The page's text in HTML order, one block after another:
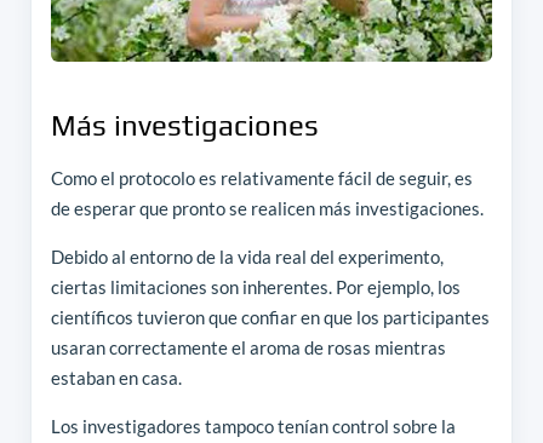
Más investigaciones
Como el protocolo es relativamente fácil de seguir, es
de esperar que pronto se realicen más investigaciones.
Debido al entorno de la vida real del experimento,
ciertas limitaciones son inherentes. Por ejemplo, los
científicos tuvieron que confiar en que los participantes
usaran correctamente el aroma de rosas mientras
estaban en casa.
Los investigadores tampoco tenían control sobre la